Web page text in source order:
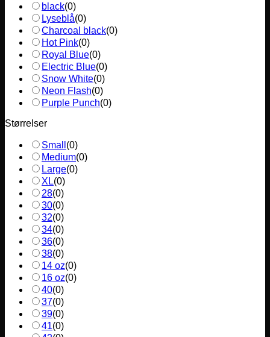
black(0)
Lyseblå(0)
Charcoal black(0)
Hot Pink(0)
Royal Blue(0)
Electric Blue(0)
Snow White(0)
Neon Flash(0)
Purple Punch(0)
Størrelser
Small (0)
Medium(0)
Large(0)
XL(0)
28(0)
30(0)
32(0)
34(0)
36(0)
38(0)
14 oz(0)
16 oz(0)
40(0)
37(0)
39(0)
41(0)